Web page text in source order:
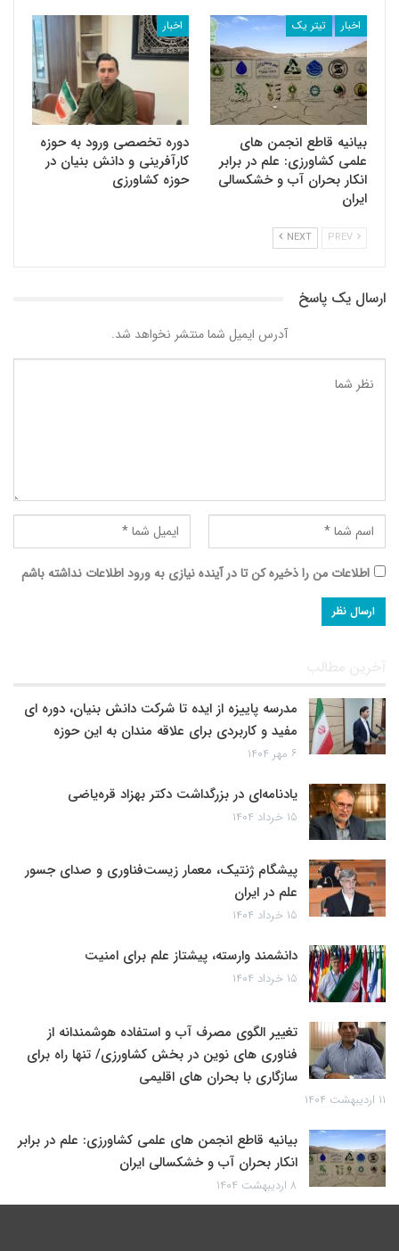
اخبار تیتر یک
بیانیه قاطع انجمن های
علمی کشاورزی: علم در برابر
انکار بحران آب و خشکسالی
ایران
اخبار
دوره تخصصی ورود به حوزه
کارآفرینی و دانش بنیان در
حوزه کشاورزی
NEXT
ارسال یک پاسخ
آدرس ایمیل شما منتشر نخواهد شد.
اطلاعات من را ذخیره کن تا در آینده نیازی به ورود اطلاعات نداشته باشم
آخرین مطالب
مدرسه پاییزه از ایده تا شرکت دانش بنیان، دوره ای
مفید و کاربردی برای علاقه مندان به این حوزه
۶ مهر ۱۴۰۴
یادنامه‌ای در بزرگداشت دکتر بهزاد قره‌یاضی
۱۵ خرداد ۱۴۰۴
پیشگام ژنتیک، معمار زیست‌فناوری و صدای جسور
علم در ایران
۱۵ خرداد ۱۴۰۴
دانشمند وارسته، پیشتاز علم برای امنیت
۱۵ خرداد ۱۴۰۴
تغییر الگوی مصرف آب و استفاده هوشمندانه از
فناوری های نوین در بخش کشاورزی/ تنها راه برای
سازگاری با بحران های اقلیمی
۱۱ اردیبهشت ۱۴۰۴
بیانیه قاطع انجمن های علمی کشاورزی: علم در برابر
انکار بحران آب و خشکسالی ایران
۸ اردیبهشت ۱۴۰۴